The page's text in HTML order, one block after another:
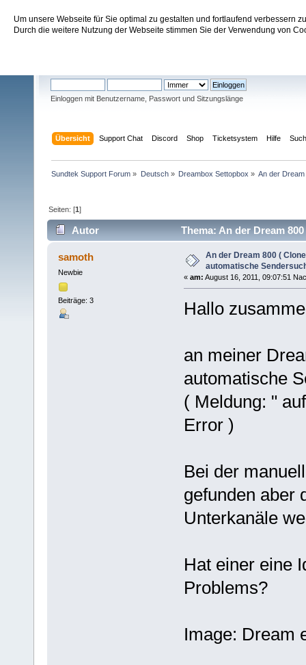
Um unsere Webseite für Sie optimal zu gestalten und fortlaufend verbessern
Durch die weitere Nutzung der Webseite stimmen Sie der Verwendung von
Sundtek Support Forum
Einloggen mit Benutzername, Passwort und Sitzungslänge
Übersicht Support Chat Discord Shop Ticketsystem Hilfe
Sundtek Support Forum » Deutsch» Dreambox Settopbox » An der
Seiten: [1]
Autor
Thema: An der Dream
(Gelesen 29635 mal)
samoth
Newbie
Beiträge: 3
An der Dream 800 (
automatische
« am: August 16, 2011, 09:07:51
Hallo
an meiner
automatische
( Meldung: "
Error )
Bei der
gefunden aber
Unterkanäle
Hat einer eine
Problems?
Image: Dream